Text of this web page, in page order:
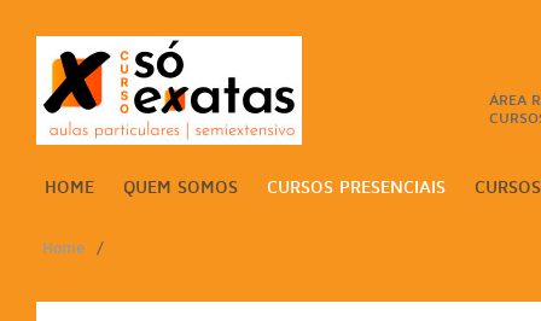
HOME QUEM SOMOS CURSOS PRESENCIAIS
ÁREA
Home /